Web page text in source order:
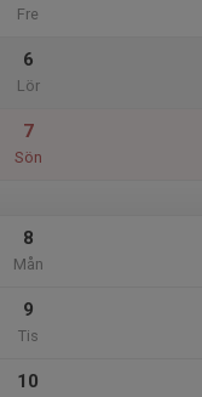
Fre
6
Lör
7
Sön
8
Mån
9
Tis
10